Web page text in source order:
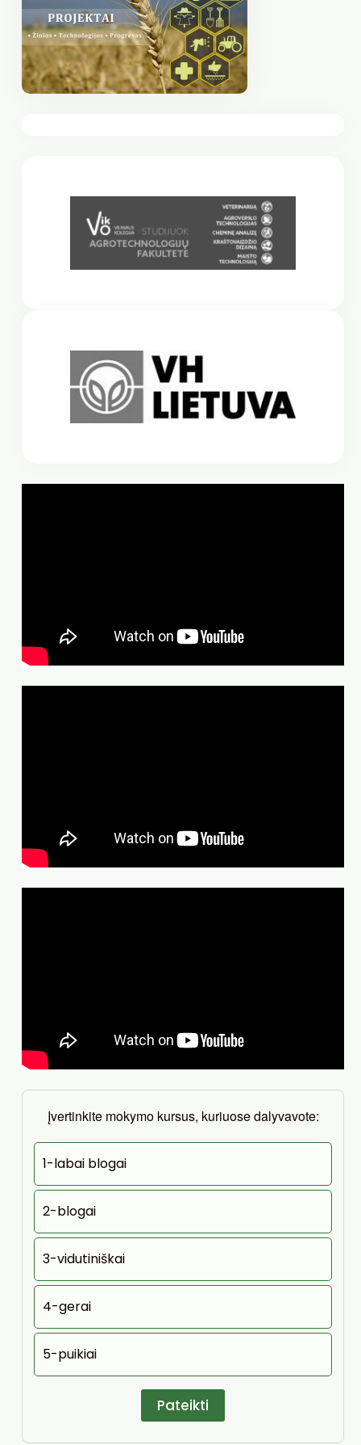
Įvertinkite mokymo kursus, kuriuose dalyvavote:
1-labai blogai
2-blogai
3-vidutiniškai
4-gerai
5-puikiai